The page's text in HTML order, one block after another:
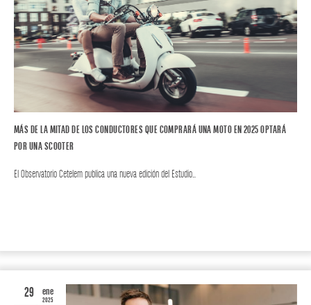
MÁS DE LA MITAD DE LOS CONDUCTORES QUE COMPRARÁ UNA MOTO EN 2025 OPTARÁ
POR UNA SCOOTER
El Observatorio Cetelem publica una nueva edición del Estudio…
29 ene
2025